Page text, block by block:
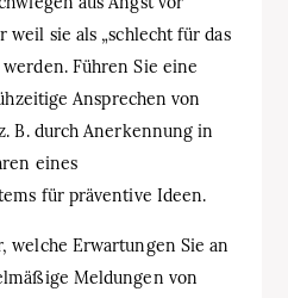
weil sie als „schlecht für das
Führen Sie eine
Ansprechen von
B. durch Anerkennung in
eines
für präventive Ideen.
welche Erwartungen Sie an
Meldungen von